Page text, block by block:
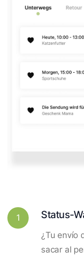
1 Status-
¿Tu envío
sacar al